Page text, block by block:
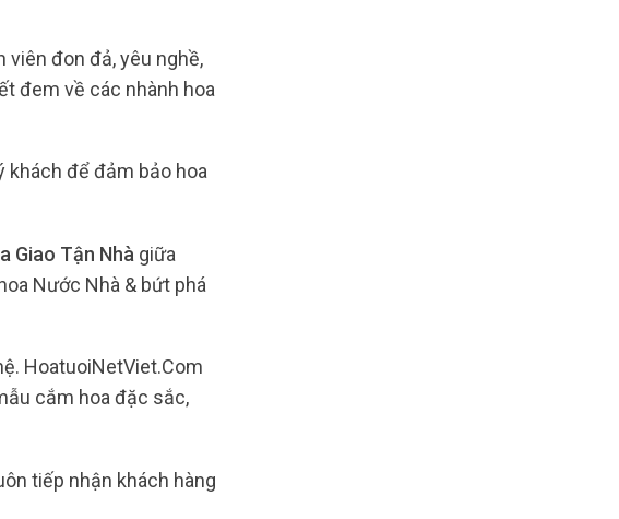
viên đon đả, yêu nghề,
đem về các nhành hoa
khách để đảm bảo hoa
Giao Tận Nhà giữa
Nước Nhà & bứt phá
HoatuoiNetViet.Com
cắm hoa đặc sắc,
tiếp nhận khách hàng